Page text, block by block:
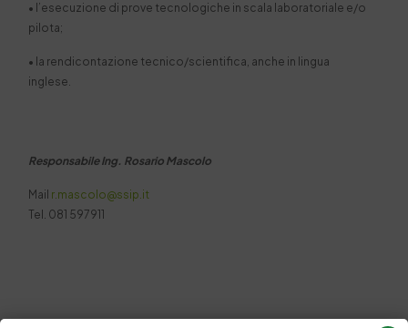
• l’esecuzione di prove tecnologiche in scala laboratoriale e/o
pilota;
• la rendicontazione tecnico/scientifica, anche in lingua
inglese.
Responsabile Ing. Rosario Mascolo
Mail r.mascolo@ssip.it
Tel. 081 597911